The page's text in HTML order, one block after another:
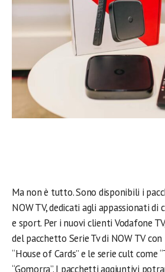
Ma non è tutto. Sono disponibili i
NOW TV, dedicati agli appassionati di
e sport. Per i nuovi clienti Vodafone
del pacchetto Serie Tv di NOW TV
“House of Cards” e le serie cult come
“Gomorra”. I pacchetti aggiuntivi